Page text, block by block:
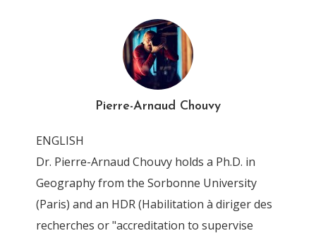
Chouvy-IJDP-Policy-Reform-
Moroccan-Cannabis
Pierre-Arnaud Chouvy
Pierre-Arnaud Chouvy
ENGLISH
Dr. Pierre-Arnaud Chouvy holds a Ph.D. in
Geography from the Sorbonne University
(Paris) and an HDR (Habilitation à diriger des
recherches or "accreditation to supervise